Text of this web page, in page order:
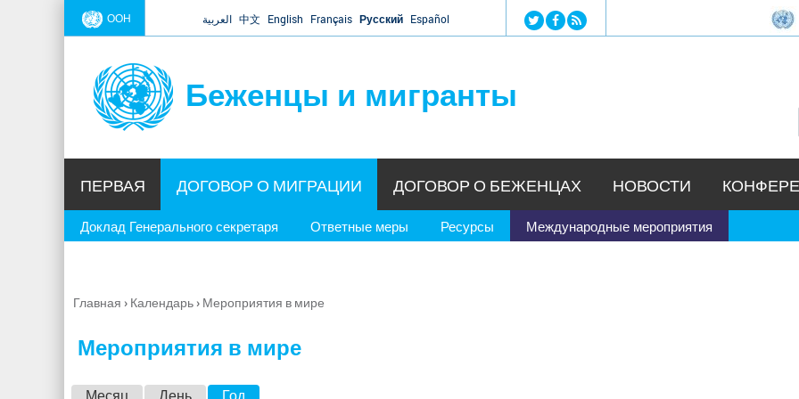
Jump to navigation
ООН العربية 中文 English Français Русский Español
Беженцы и мигранты
ПЕРВАЯ ДОГОВОР О МИГРАЦИИ
Доклад Генерального секретаря Ответные меры Ресурсы Международные мероприятия
ДОГОВОР О БЕЖЕНЦАХ НОВОСТИ
Вы
Главная › Календарь› Мероприятия в мире
Мероприятия в мире